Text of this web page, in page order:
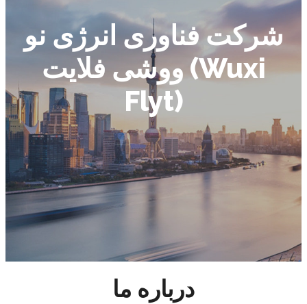
شرکت فناوری انرژی نو
ووشی فلایت (Wuxi
Flyt)
درباره ما